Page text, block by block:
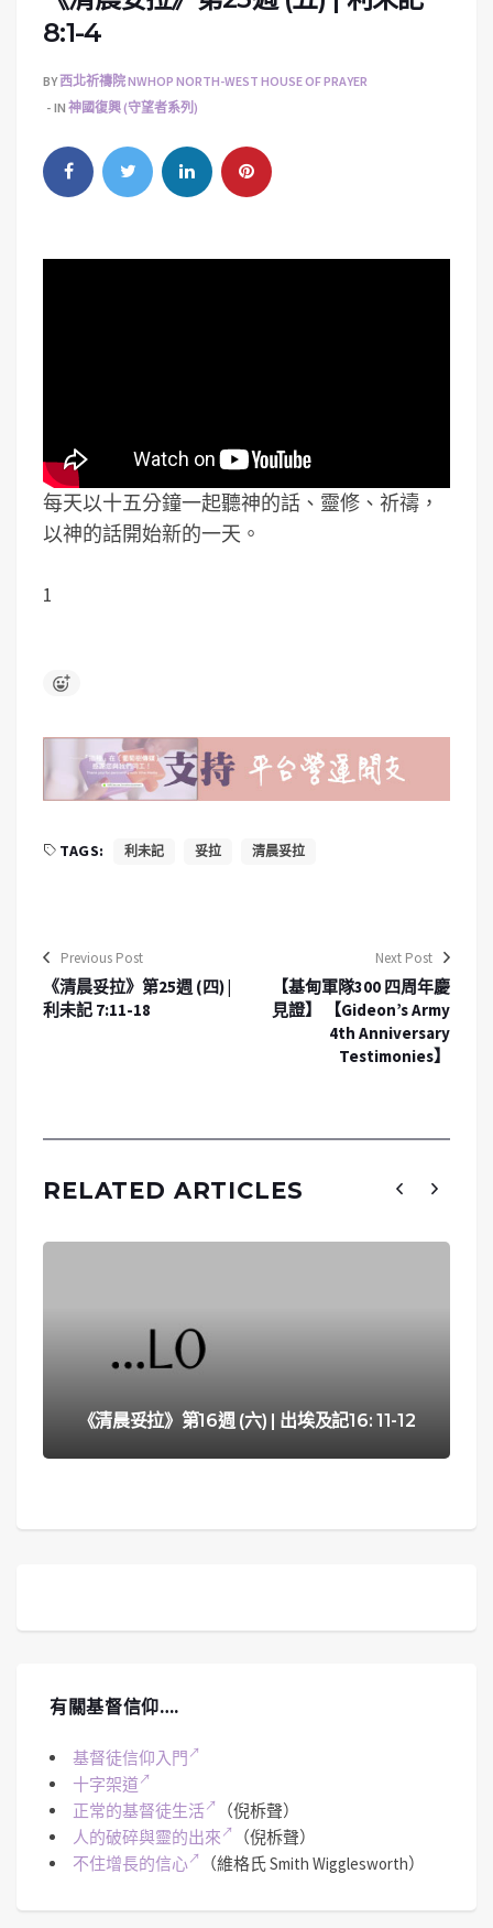
8:1-4
BY西北祈禱院 NWHOP NORTH-WEST HOUSE OF PRAYER
IN 神國復興 (守望者系列)
每天以十五分鐘一起聽神的話、靈修、祈禱，
以神的話開始新的一天。
1
TAGS: 利未記 妥拉 清晨妥拉
Previous Post
《清晨妥拉》第25週 (四) |
利未記 7:11-18
Next Post
【基甸軍隊300 四周年慶
見證】 【Gideon’s Army
4th Anniversary
Testimonies】
RELATED ARTICLES
《清晨妥拉》第16週 (六) | 出埃及記16: 11-12
有關基督信仰….
基督徒信仰入門
十字架道
正常的基督徒生活
（倪柝聲）
人的破碎與靈的出來
（倪柝聲）
不住增長的信心
（維格氏 Smith Wigglesworth）